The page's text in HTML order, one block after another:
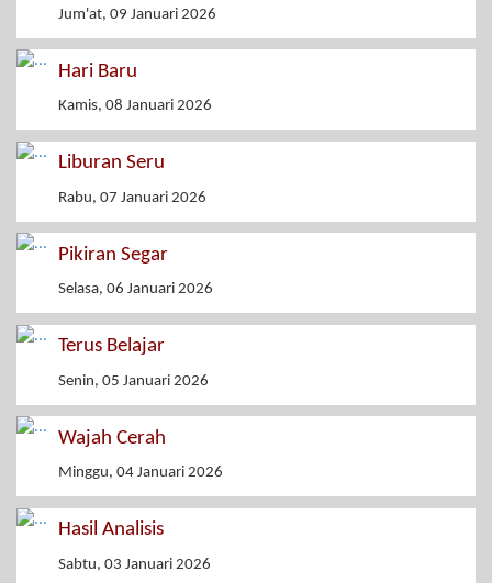
Jum'at, 09 Januari 2026
Hari Baru
Kamis, 08 Januari 2026
Liburan Seru
Rabu, 07 Januari 2026
Pikiran Segar
Selasa, 06 Januari 2026
Terus Belajar
Senin, 05 Januari 2026
Wajah Cerah
Minggu, 04 Januari 2026
Hasil Analisis
Sabtu, 03 Januari 2026